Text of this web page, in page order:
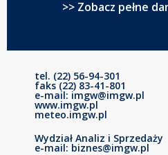
>> Zobacz pełne
tel. (22) 56-94-301
faks (22) 83-41-801
e-mail: imgw@imgw.pl
www.imgw.pl
meteo.imgw.pl
Wydział Analiz i Sprzedaży
e-mail: biznes@imgw.pl